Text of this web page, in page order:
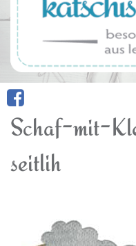
Schaf-mit-
seitlih